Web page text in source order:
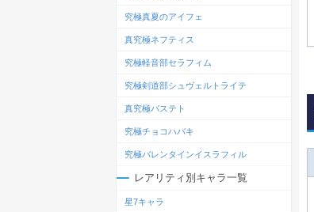
究極真夏のアイフェ
真究極ネフティス
究極軽音部セラフィム
究極剣道部シュヴェルトライテ
真究極バステト
究極チョコハバキ
究極バレンタインイスラフィル
レアリティ別キャラ一覧
星7キャラ